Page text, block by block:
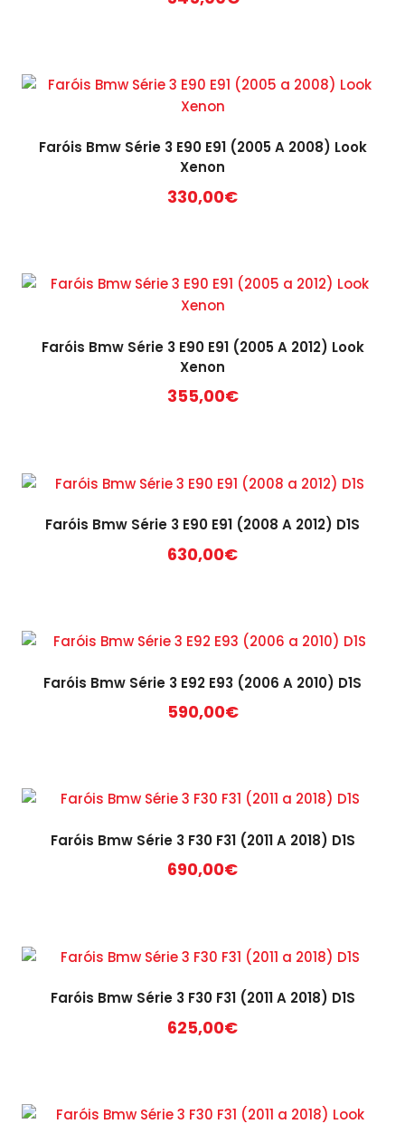
Faróis Bmw Série 3 E90 E91 (2005 A 2008) Look
Xenon
330,00€
Faróis Bmw Série 3 E90 E91 (2005 A 2012) Look
Xenon
355,00€
Faróis Bmw Série 3 E90 E91 (2008 A 2012) D1S
630,00€
Faróis Bmw Série 3 E92 E93 (2006 A 2010) D1S
590,00€
Faróis Bmw Série 3 F30 F31 (2011 A 2018) D1S
690,00€
Faróis Bmw Série 3 F30 F31 (2011 A 2018) D1S
625,00€